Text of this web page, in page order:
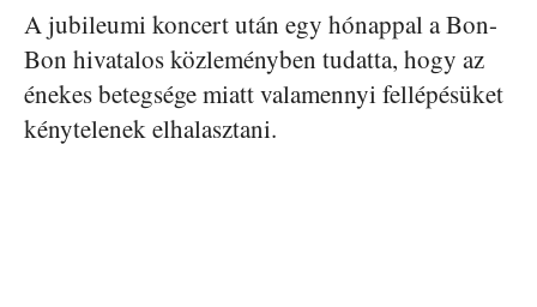
A jubileumi koncert után egy hónappal a Bon-
Bon hivatalos közleményben tudatta, hogy az
énekes betegsége miatt valamennyi fellépésüket
kénytelenek elhalasztani.